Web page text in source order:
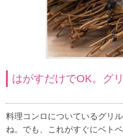
はがすだけでOK。グ
料理コンロについているグリ
ね。でも、これがすぐにベト